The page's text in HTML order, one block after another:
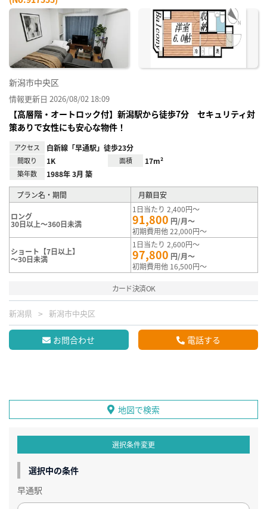
に入
り登
録
新潟市中央区
情報更新日 2026/08/02 18:09
【高層階・オートロック付】新潟駅から徒歩7分 セキュリティ対
策ありで女性にも安心な物件！
アクセス 白新線「早通駅」徒歩23分
間取り 1K 面積 17m²
築年数 1988年 3月 築
プラン名・期間 月額目安
ロング
30日以上～360日未満
1日当たり 2,400円～
91,800 円/月～
初期費用他 22,000円～
ショート【7日以上】
～30日未満
1日当たり 2,600円～
97,800 円/月～
初期費用他 16,500円～
カード決済OK
新潟県 新潟市中央区
お問合わせ 電話する
地図で検索
選択条件変更
選択中の条件
早通駅